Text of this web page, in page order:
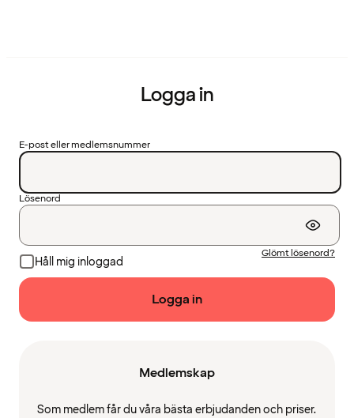
Logga in
E-post eller medlemsnummer
Lösenord
Håll mig inloggad
Glömt lösenord?
Logga in
Medlemskap
Som medlem får du våra bästa erbjudanden och priser.